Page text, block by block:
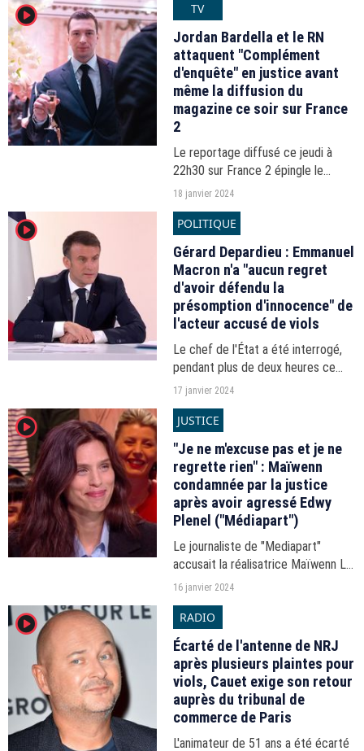
communiqué rendu public par son
avocate ce jeudi...
player2 TV
Jordan Bardella et le RN
attaquent "Complément
d'enquête" en justice avant
même la diffusion du
magazine ce soir sur France
2
Le reportage diffusé ce jeudi à
22h30 sur France 2 épingle le
président du Rassemblement
Jean-Marie Le Pen et un compte
Twitter anonyme dont il serait...
18 janvier 2024
player2 POLITIQUE
Gérard Depardieu : Emmanuel
Macron n'a "aucun regret
d'avoir défendu la
présomption d'innocence" de
l'acteur accusé de viols
Le chef de l'État a été interrogé,
pendant plus de deux heures ce
mardi 16 janvier 2024, par une
étrangers.
17 janvier 2024
player2 JUSTICE
"Je ne m'excuse pas et je ne
regrette rien" : Maïwenn
condamnée par la justice
après avoir agressé Edwy
Plenel ("Médiapart")
Le journaliste de "Mediapart"
accusait la réalisatrice Maïwenn Le
Besco de l'avoir agressé dans un
police de Paris lui a donné raison.
16 janvier 2024
player2 RADIO
Écarté de l'antenne de NRJ
après plusieurs plaintes pour
viols, Cauet exige son retour
auprès du tribunal de
commerce de Paris
L'animateur de 51 ans a été écarté